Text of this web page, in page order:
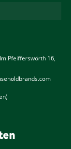
Pfeifferswörth 16,